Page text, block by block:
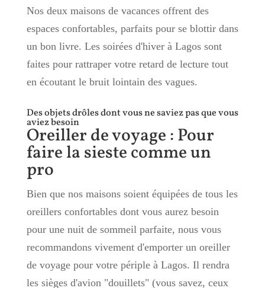
Nos deux maisons de vacances offrent des
espaces confortables, parfaits pour se blottir dans
un bon livre. Les soirées d'hiver à Lagos sont
faites pour rattraper votre retard de lecture tout
en écoutant le bruit lointain des vagues.
Des objets drôles dont vous ne saviez pas que vous
aviez besoin
Oreiller de voyage : Pour
faire la sieste comme un
pro
Bien que nos maisons soient équipées de tous les
oreillers confortables dont vous aurez besoin
pour une nuit de sommeil parfaite, nous vous
recommandons vivement d'emporter un oreiller
de voyage pour votre périple à Lagos. Il rendra
les sièges d'avion "douillets" (vous savez, ceux